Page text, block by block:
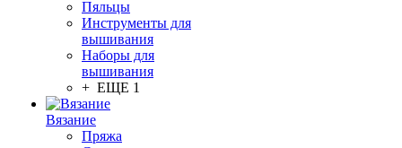
Пяльцы
Инструменты для
вышивания
Наборы для
вышивания
+ ЕЩЕ 1
Вязание
Пряжа